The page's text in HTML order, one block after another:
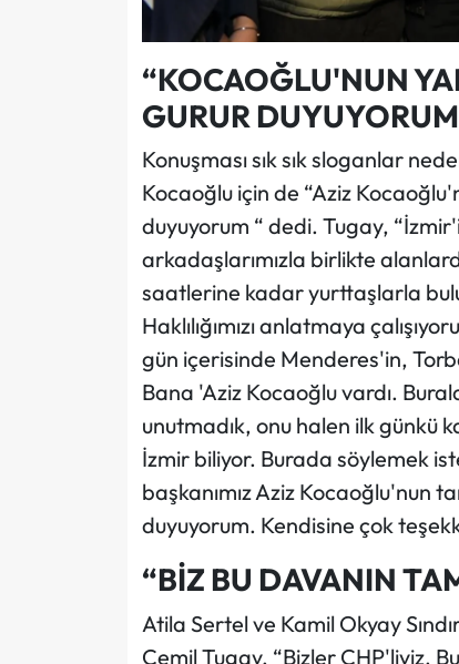
“KOCAOĞLU'NUN
GURUR
Konuşması sık sık sloganlar
Kocaoğlu için de “Aziz
duyuyorum “ dedi. Tugay,
arkadaşlarımızla birlikte
saatlerine kadar yurttaşlarla
Haklılığımızı anlatmaya
gün içerisinde Menderes'in,
Bana 'Aziz Kocaoğlu vardı.
unutmadık, onu halen ilk günkü
İzmir biliyor. Burada söylemek
başkanımız Aziz Kocaoğlu'nun
duyuyorum. Kendisine çok
“BİZ BU DAVANIN
Atila Sertel ve Kamil Okyay
Cemil Tugay, “Bizler CHP'liyiz.